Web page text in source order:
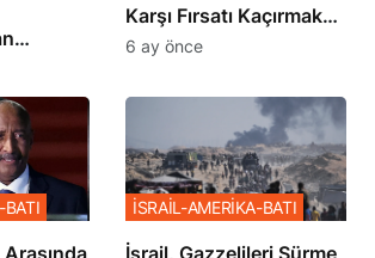
Karşı Fırsatı Kaçırmak
İstemiyor”
6 ay önce
BATI
İsrail, Gazzelileri Sürme
İSRAİL-AMERİKA-BATI